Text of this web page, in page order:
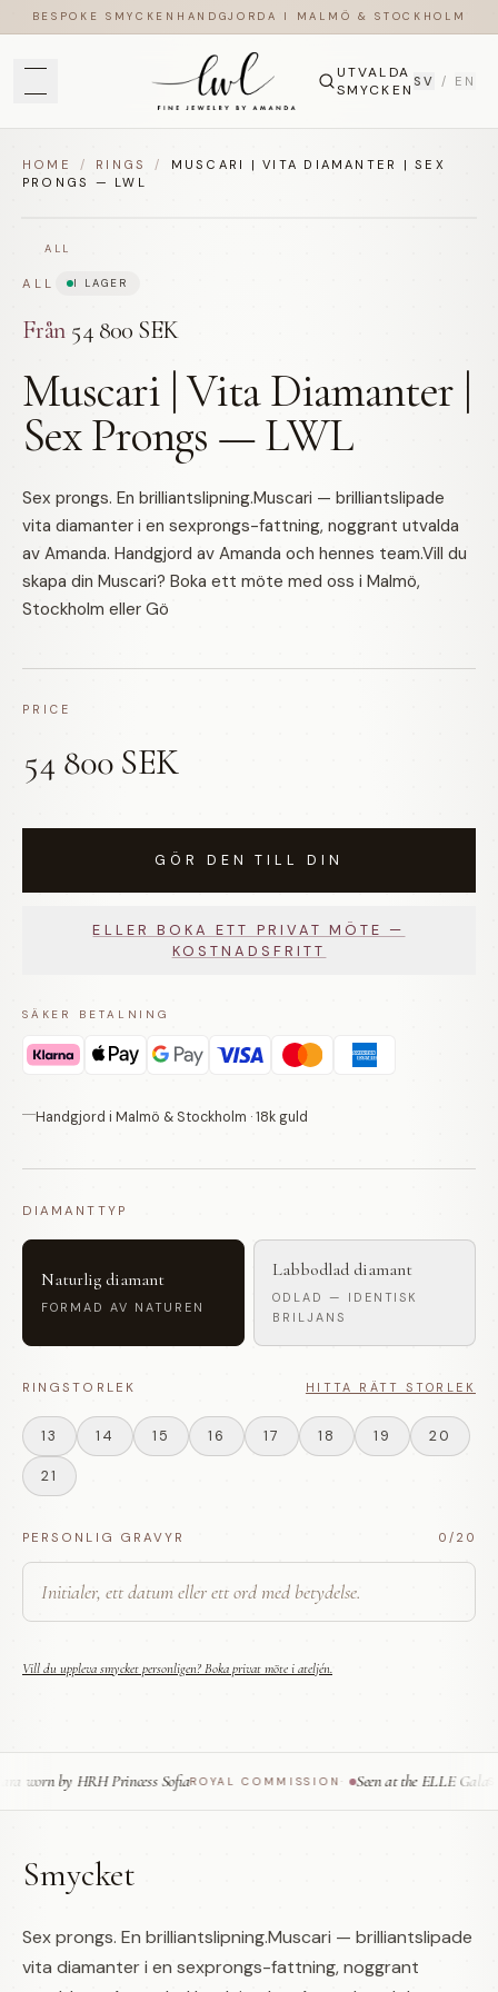
BESPOKE SMYCKEN HANDGJORDA I MALMÖ & STOCKHOLM
UTVALDA
SMYCKEN SV / EN
HOME / RINGS /
MUSCARI | VITA DIAMANTER | SEX
PRONGS — LWL
ALL
ALL I LAGER
Från 54 800 SEK
Muscari | Vita Diamanter |
Sex Prongs — LWL
Sex prongs. En brilliantslipning.Muscari — brilliantslipade
vita diamanter i en sexprongs-fattning, noggrant utvalda
av Amanda. Handgjord av Amanda och hennes team.Vill du
skapa din Muscari? Boka ett möte med oss i Malmö,
Stockholm eller Gö
PRICE
54 800 SEK
GÖR DEN TILL DIN
ELLER BOKA ETT PRIVAT MÖTE —
KOSTNADSFRITT
SÄKER BETALNING
Handgjord i Malmö & Stockholm · 18k guld
DIAMANTTYP
Naturlig diamant
FORMAD AV NATUREN
Labbodlad diamant
ODLAD — IDENTISK
BRILJANS
RINGSTORLEK HITTA RÄTT STORLEK
13 14 15 16 17 18 19 20
21
PERSONLIG GRAVYR 0 /20
Vill du uppleva smycket personligen? Boka privat möte i ateljén.
worn by HRH Princess SofiaROYAL COMMISSION· Seen at the ELLE Gala
Smycket
Sex prongs. En brilliantslipning.Muscari — brilliantslipade
vita diamanter i en sexprongs-fattning, noggrant